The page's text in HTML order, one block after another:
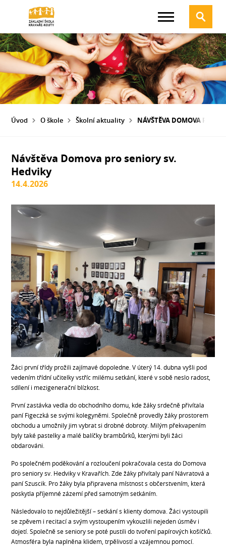
Úvod O škole Školní aktuality NÁVŠTĚVA DOMOVA PRO
Návštěva Domova pro seniory sv.
Hedviky
14.4.2026
Žáci první třídy prožili zajímavé dopoledne. V úterý 14. dubna vyšli pod
vedením třídní učitelky vstříc milému setkání, které v sobě neslo radost,
sdílení i mezigenerační blízkost.
První zastávka vedla do obchodního domu, kde žáky srdečně přivítala
paní Figeczká se svými kolegyněmi. Společně provedly žáky prostorem
obchodu a umožnily jim vybrat si drobné dobroty. Milým překvapením
byly také pastelky a malé balíčky brambůrků, kterými byli žáci
obdarováni.
Po společném poděkování a rozloučení pokračovala cesta do Domova
pro seniory sv. Hedviky v Kravařích. Zde žáky přivítaly paní Návratová a
paní Szuscik. Pro žáky byla připravena místnost s občerstvením, která
poskytla příjemné zázemí před samotným setkáním.
Následovalo to nejdůležitější – setkání s klienty domova. Žáci vystoupili
se zpěvem i recitací a svým vystoupením vykouzlili nejeden úsměv i
dojetí. Společně se seniory se poté pustili do tvoření papírových košíčků.
Atmosféra byla naplněna klidem, trpělivostí a vzájemnou pomocí.